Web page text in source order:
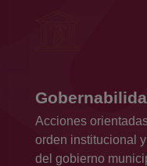
Acciones
orden institucional
del gobierno